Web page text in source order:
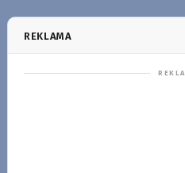
REKLAMA